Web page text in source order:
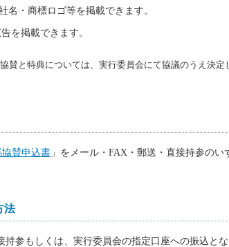
名・商標ロゴ等を掲載できます。
を掲載できます。
賛と特典については、実行委員会にて協議のうえ決定
賛申込書 」をメール・FAX・郵送・直接持参のい
法
参もしくは、実行委員会の指定口座への振込と